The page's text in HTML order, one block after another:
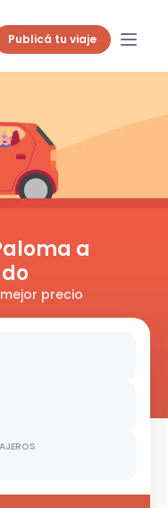
Publicá tu viaje
a
precio